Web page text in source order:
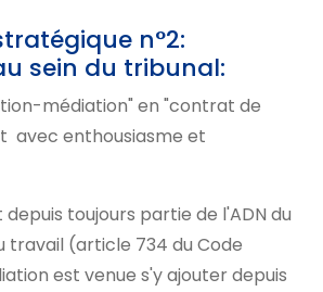
n°2:
sein du tribunal:
médiation" en "contrat de
avec enthousiasme et
toujours partie de l'ADN du
travail (article 734 du Code
est venue s'y ajouter depuis